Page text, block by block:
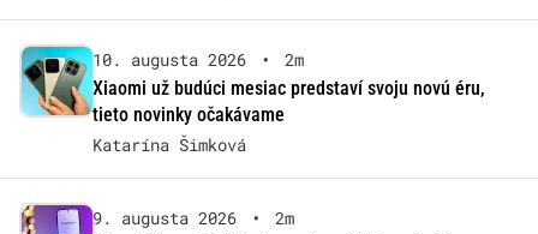
10. augusta 2026 •
2m
Xiaomi už budúci mesiac predstaví svoju novú éru,
tieto novinky očakávame
Katarína Šimková
9. augusta 2026 •
2m